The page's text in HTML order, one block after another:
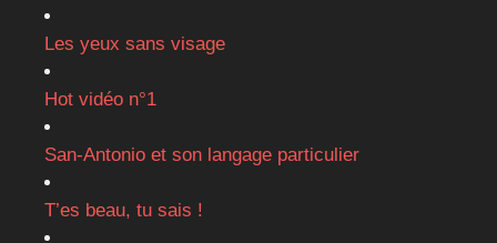
Les yeux sans visage
Hot vidéo n°1
San-Antonio et son langage particulier
T’es beau, tu sais !